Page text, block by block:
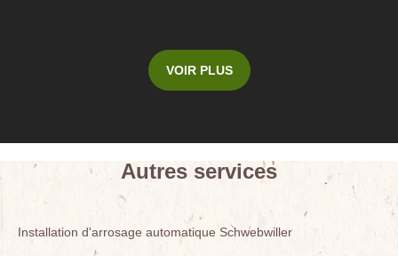
VOIR PLUS
Autres services
Installation d'arrosage automatique Schwebwiller